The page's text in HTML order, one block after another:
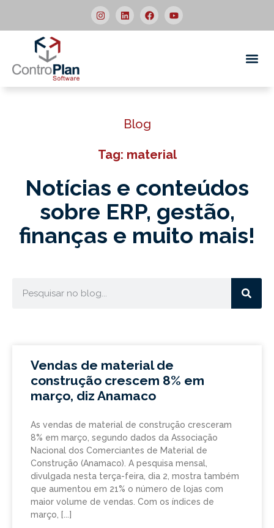
Blog
Tag: material
Notícias e conteúdos
sobre ERP, gestão,
finanças e muito mais!
Vendas de material de
construção crescem 8% em
março, diz Anamaco
As vendas de material de construção cresceram
8% em março, segundo dados da Associação
Nacional dos Comerciantes de Material de
Construção (Anamaco). A pesquisa mensal,
divulgada nesta terça-feira, dia 2, mostra também
que aumentou em 21% o número de lojas com
maior volume de vendas. Com os índices de
março,